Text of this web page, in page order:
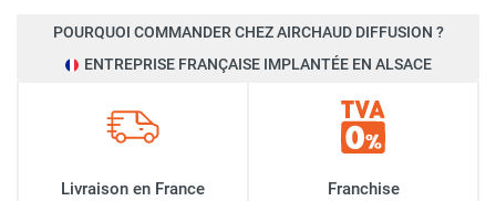
POURQUOI COMMANDER CHEZ AIRCHAUD DIFFUSION ?
ENTREPRISE FRANÇAISE IMPLANTÉE EN ALSACE
Livraison en France
Franchise